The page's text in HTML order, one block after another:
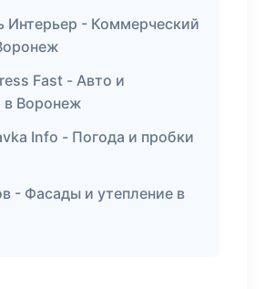
Интерьер - Коммерческий
Fast - Авто и
в Воронеж
Info - Погода и пробки
- Фасады и утепление в